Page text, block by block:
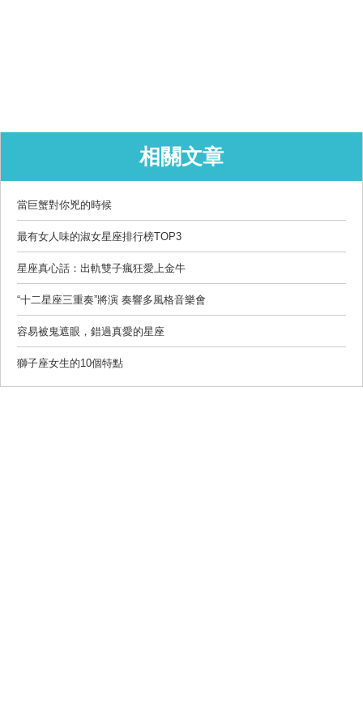
相關文章
當巨蟹對你兇的時候
最有女人味的淑女星座排行榜TOP3
星座真心話：出軌雙子瘋狂愛上金牛
“十二星座三重奏”將演 奏響多風格音樂會
容易被鬼遮眼，錯過真愛的星座
獅子座女生的10個特點